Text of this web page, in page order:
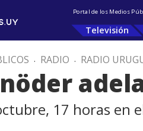
Portal de los Medios
Televisión
. RADIO . RADIO
17 horas en